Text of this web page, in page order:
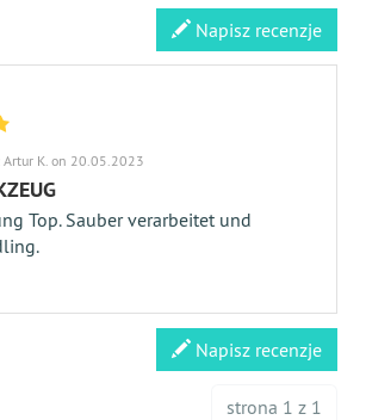
Napisz recenzje
Artur K. on 20.05.2023
Top. Sauber verarbeitet und
Napisz recenzje
strona 1 z 1